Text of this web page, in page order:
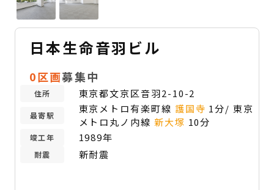
日本生命音羽ビル
0区画募集中
住所 東京都文京区音羽2-10-2
最寄駅
東京メトロ有楽町線 護国寺 1分/ 東京
メトロ丸ノ内線 新大塚 10分
竣工年 1989年
耐震 新耐震